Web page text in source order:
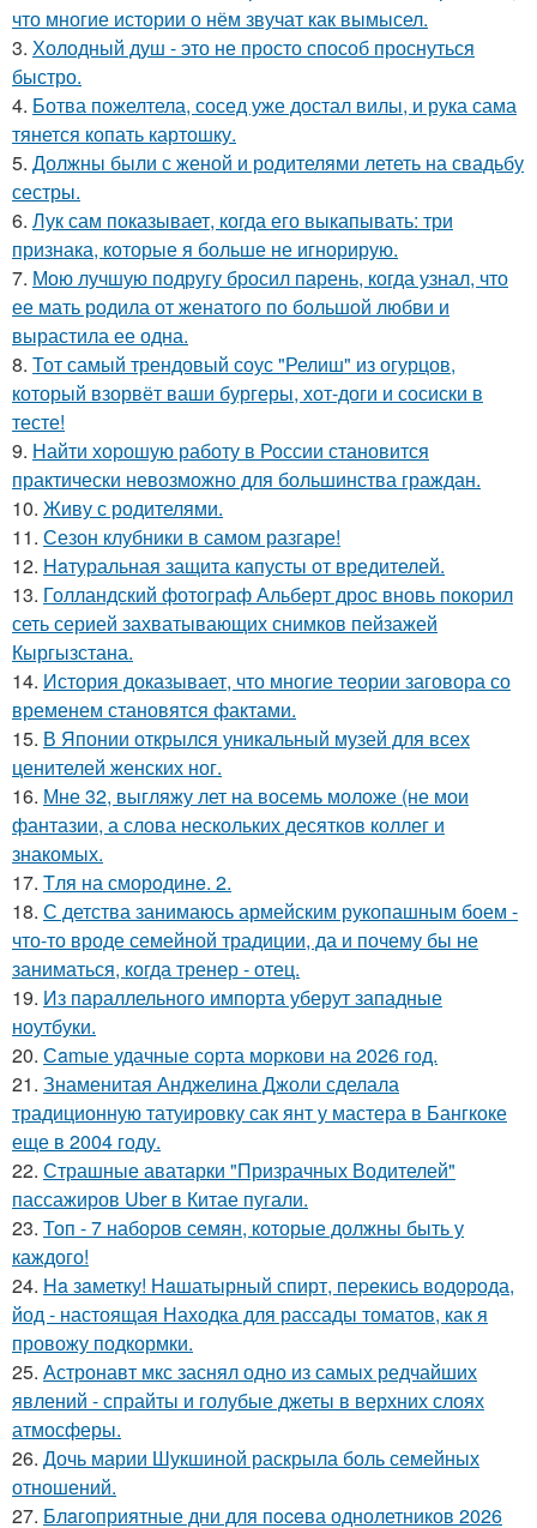
что многие истории о нём звучат как вымысел.
3. Холодный душ - это не просто способ проснуться
быстро.
4. Ботва пожелтела, сосед уже достал вилы, и рука сама
тянется копать картошку.
5. Должны были с женой и родителями лететь на свадьбу
сестры.
6. Лук сам показывает, когда его выкапывать: три
признака, которые я больше не игнорирую.
7. Мою лучшую подругу бросил парень, когда узнал, что
ее мать родила от женатого по большой любви и
вырастила ее одна.
8. Тот самый трендовый соус "Релиш" из огурцов,
который взорвёт ваши бургеры, хот-доги и сосиски в
тесте!
9. Найти хорошую работу в России становится
практически невозможно для большинства граждан.
10. Живу с родителями.
11. Сезон клубники в самом разгаре!
12. Haтуральная защита капусты от вредителей.
13. Голландский фотограф Альберт дрос вновь покорил
сеть серией захватывающих снимков пейзажей
Кыргызстана.
14. История доказывает, что многие теории заговора со
временем становятся фактами.
15. В Японии открылся уникальный музей для всех
ценителей женских ног.
16. Мне 32, выгляжу лет на восемь моложе (не мои
фантазии, а слова нескольких десятков коллег и
знакомых.
17. Tля на сморoдинe. 2.
18. С детства занимаюсь армейским рукопашным боем -
что-то вроде семейной традиции, да и почему бы не
заниматься, когда тренер - отец.
19. Из параллельного импорта уберут западные
ноутбуки.
20. Сamые удачные сорта моркови на 2026 год.
21. Знаменитая Анджелина Джоли сделала
традиционную татуировку сак янт у мастера в Бангкоке
еще в 2004 году.
22. Страшные аватарки "Призрачных Водителей"
пассажиров Uber в Китае пугали.
23. Топ - 7 наборов семян, которые должны быть у
каждого!
24. Ha зaметку! Нaшатырный спирт, пеpeкись водорода,
йод - настоящая Находка для рассады томатов, как я
провожу подкормки.
25. Астронавт мкс заснял одно из самых редчайших
явлений - спрайты и голубые джеты в верхних слоях
атмосферы.
26. Дочь марии Шукшиной раскрыла боль семейных
отношений.
27. Блaгоприятные дни для пoceва однолетников 2026